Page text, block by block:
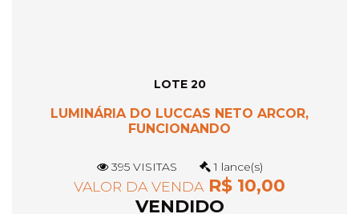
LOTE 20
LUMINÁRIA DO LUCCAS NETO ARCOR,
FUNCIONANDO
395 VISITAS 1 lance(s)
VALOR DA VENDA R$ 10,00
VENDIDO